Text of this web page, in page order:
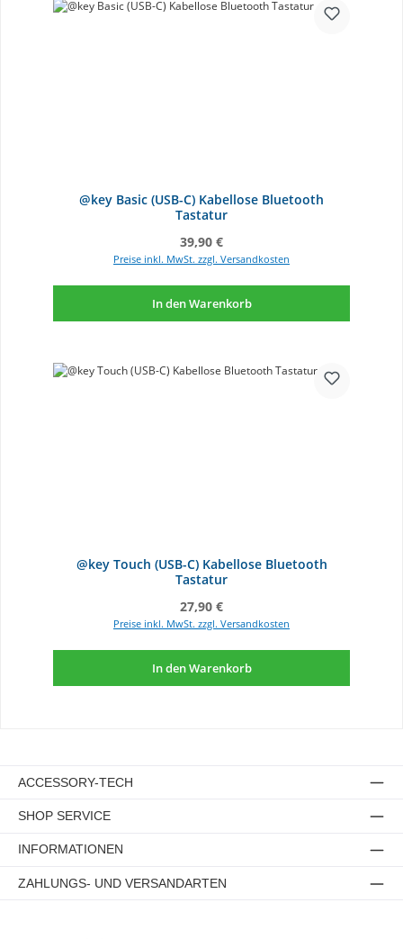
@key Basic (USB-C) Kabellose Bluetooth
Tastatur
Regulärer Preis:
39,90 €
Preise inkl. MwSt. zzgl. Versandkosten
In den Warenkorb
@key Touch (USB-C) Kabellose Bluetooth
Tastatur
Regulärer Preis:
27,90 €
Preise inkl. MwSt. zzgl. Versandkosten
In den Warenkorb
ACCESSORY-TECH
SHOP SERVICE
INFORMATIONEN
ZAHLUNGS- UND VERSANDARTEN